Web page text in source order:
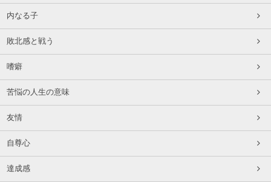
内なる子
敗北感と戦う
嗜癖
苦悩の人生の意味
友情
自尊心
達成感